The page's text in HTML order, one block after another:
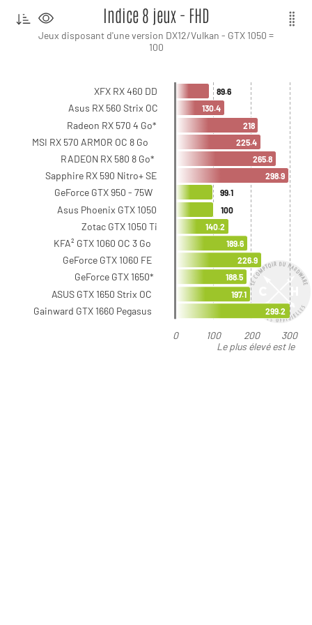
Le plus élevé est le
Indice 8 jeux - FHD
Jeux disposant d'une version DX12/Vulkan - GTX 1050 =
100
0 100 200 300
XFX RX 460 DD
Asus RX 560 Strix OC
Radeon RX 570 4 Go*
MSI RX 570 ARMOR OC 8 Go
RADEON RX 580 8 Go*
Sapphire RX 590 Nitro+ SE
GeForce GTX 950 - 75W
Asus Phoenix GTX 1050
Zotac GTX 1050 Ti
KFA² GTX 1060 OC 3 Go
GeForce GTX 1060 FE
GeForce GTX 1650*
ASUS GTX 1650 Strix OC
Gainward GTX 1660 Pegasus
130.4
218
225.4
265.8
298.9
140.2
189.6
226.9
188.5
197.1
299.2
89.6
99.1
100